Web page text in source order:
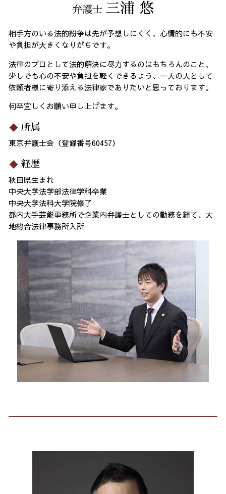
弁護士 三浦 悠
相手方のいる法的紛争は先が予想しにくく、心情的にも不安
や負担が大きくなりがちです。
法律のプロとして法的解決に尽力するのはもちろんのこと、
少しでも心の不安や負担を軽くできるよう、一人の人として
依頼者様に寄り添える法律家でありたいと思っております。
何卒宜しくお願い申し上げます。
所属
東京弁護士会（登録番号60457）
経歴
秋田県生まれ
中央大学法学部法律学科卒業
中央大学法科大学院修了
都内大手芸能事務所で企業内弁護士としての勤務を経て、大
地総合法律事務所入所